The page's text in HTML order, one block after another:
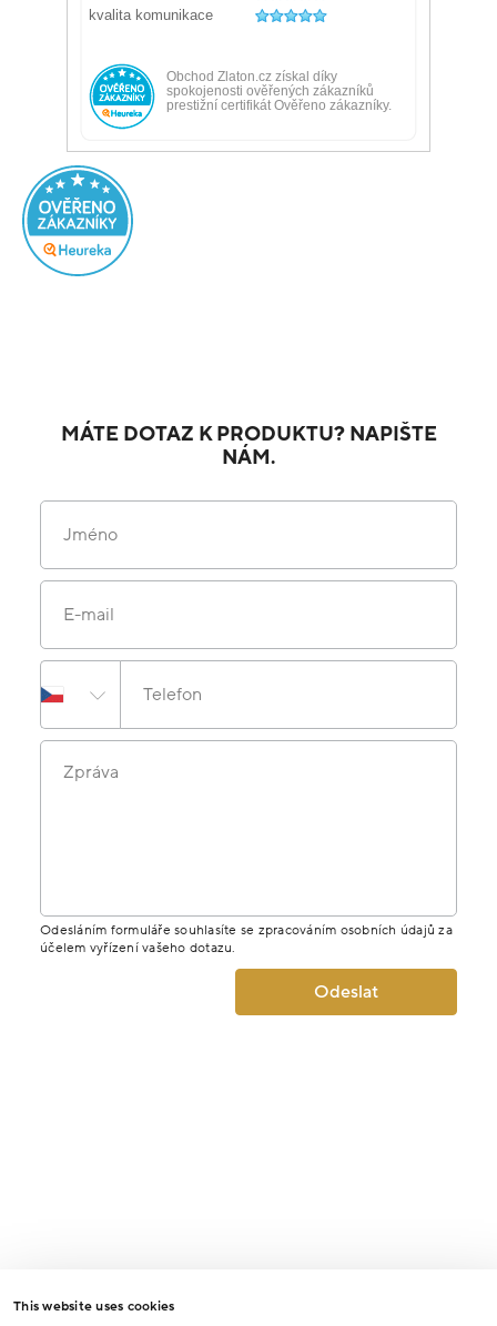
This website uses cookies
MÁTE DOTAZ K PRODUKTU? NAPIŠTE
NÁM.
Jméno
E-mail
Telefon
Zpráva
Odesláním formuláře souhlasíte se zpracováním osobních údajů za
účelem vyřízení vašeho dotazu.
Odeslat